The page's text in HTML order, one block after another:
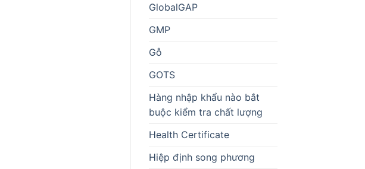
GlobalGAP
GMP
Gỗ
GOTS
Hàng nhập khẩu nào bắt
buộc kiểm tra chất lượng
Health Certificate
Hiệp định song phương